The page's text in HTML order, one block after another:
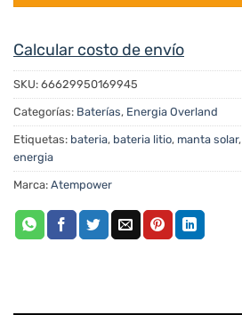
Calcular costo de envío
SKU: 66629950169945
Categorías: Baterías, Energia Overland
Etiquetas: bateria, bateria litio, manta solar,
energia
Marca: Atempower